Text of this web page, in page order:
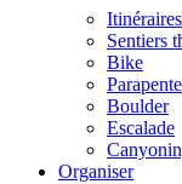
Sentiers
Bike
Parapente
Boulder
Escalade
Organiser